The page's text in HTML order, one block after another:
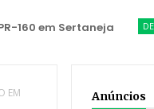
Sertaneja DESTAQUES
EM
Anúncios